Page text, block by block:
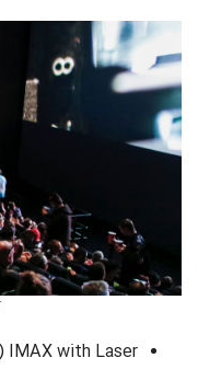
IMAX with Laser (Laser GT و Laser ST):